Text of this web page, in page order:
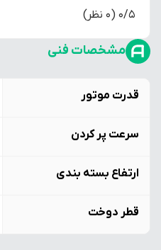
‫0/5 ‫(0 نظر)
مشخصات فنی
قدرت موتور
سرعت پر کردن
ارتفاع بسته بندی
قطر دوخت